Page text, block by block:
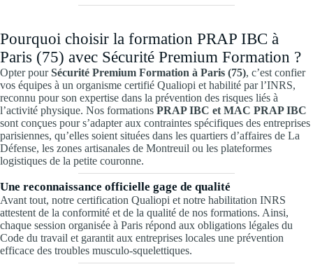
Pourquoi choisir la formation PRAP IBC à
Paris (75) avec Sécurité Premium Formation ?
Opter pourSécurité Premium Formation à Paris (75), c’est confier
vos équipes à un organisme certifié Qualiopi et habilité par l’INRS,
reconnu pour son expertise dans la prévention des risques liés à
l’activité physique. Nos formations PRAP IBC et MAC PRAP IBC
sont conçues pour s’adapter aux contraintes spécifiques des entreprises
parisiennes, qu’elles soient situées dans les quartiers d’affaires de La
Défense, les zones artisanales de Montreuil ou les plateformes
logistiques de la petite couronne.
Une reconnaissance officielle gage de qualité
Avant tout, notre certification Qualiopi et notre habilitation INRS
attestent de la conformité et de la qualité de nos formations. Ainsi,
chaque session organisée à Paris répond aux obligations légales du
Code du travail et garantit aux entreprises locales une prévention
efficace des troubles musculo-squelettiques.